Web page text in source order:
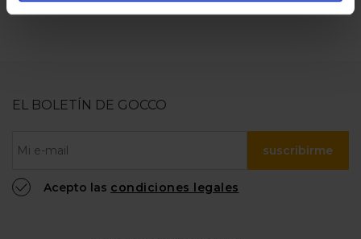
EL BOLETÍN DE GOCCO
suscribirme
Acepto las condiciones legales